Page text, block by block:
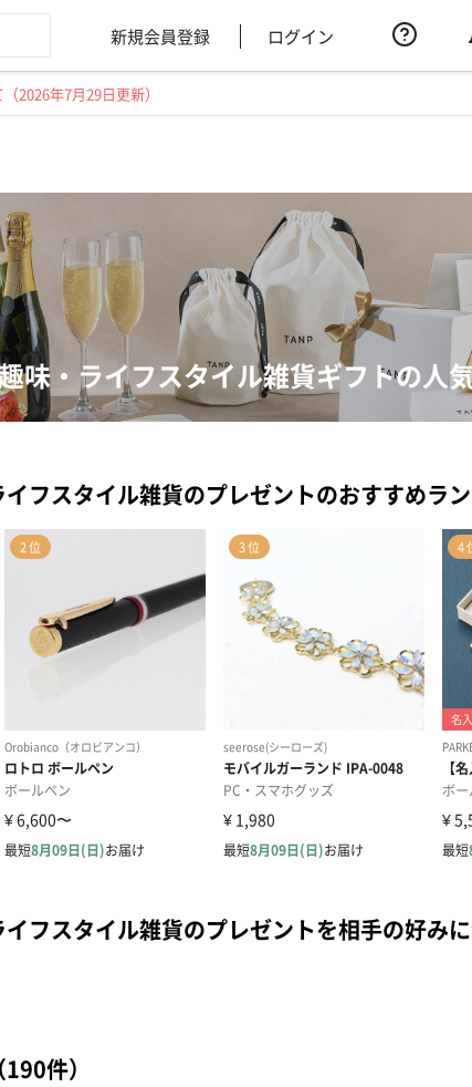
新規会員登録 ログイン
2026年7月29日更新）
味・ライフスタイル雑貨ギフトの人
フスタイル雑貨のプレゼントのおすすめラ
フスタイル雑貨のプレゼントを相手の好み
件）